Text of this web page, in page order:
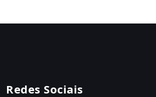
Redes Sociais